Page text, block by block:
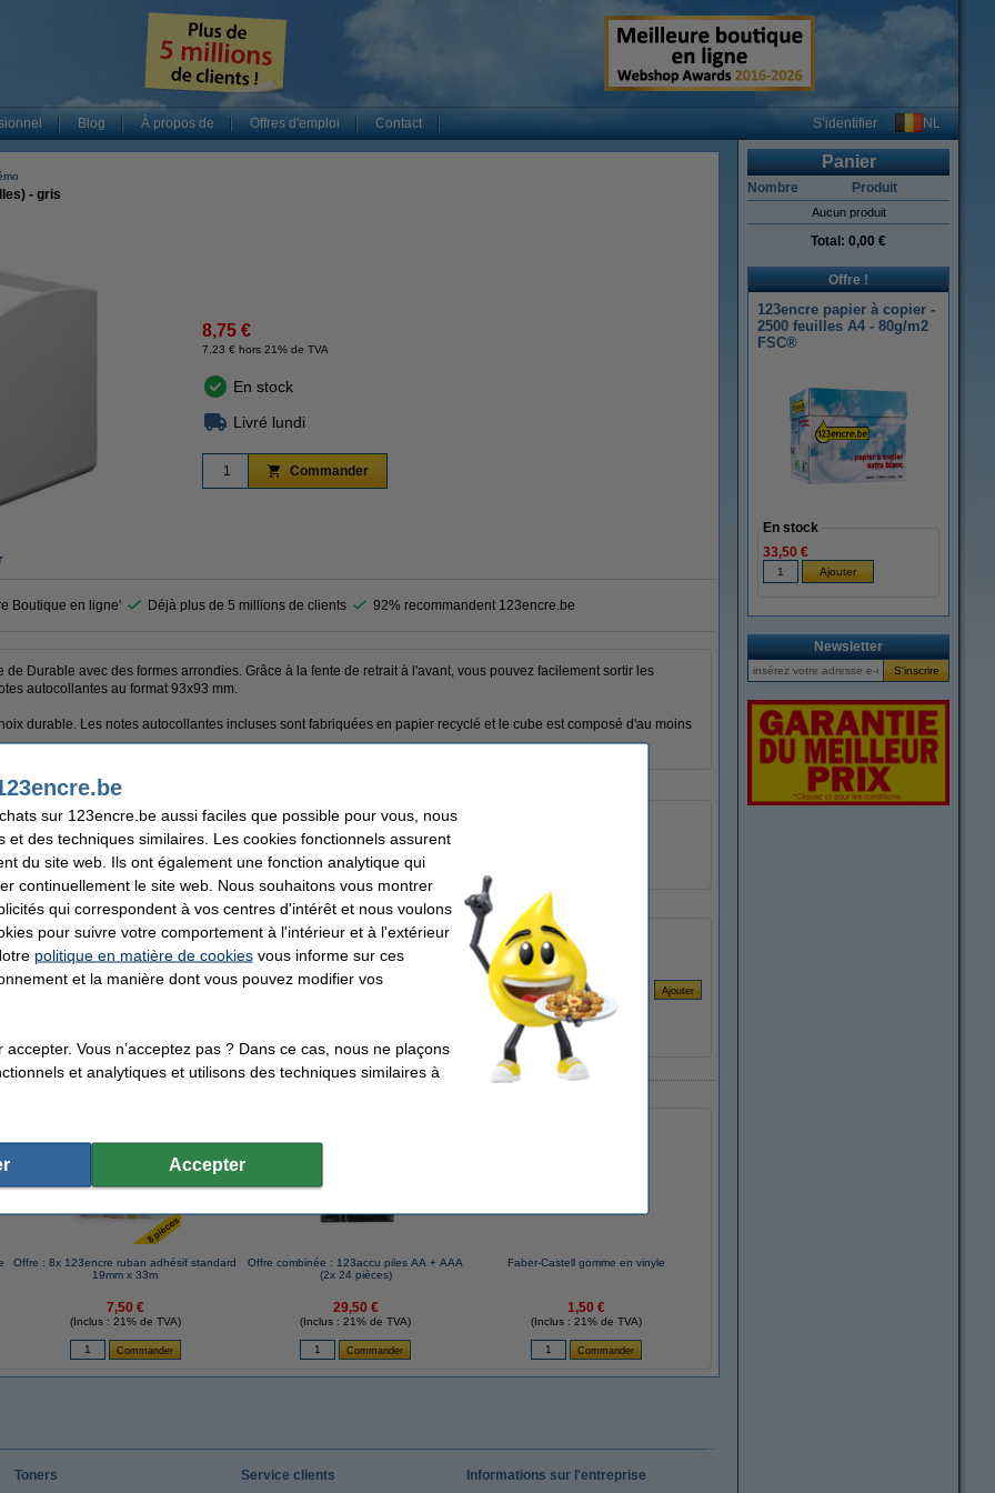
Blog À propos de Offres d'emploi Contact S’identifier NL
- gris
8,75 €
7,23 € hors 21% de TVA
En stock
Livré lundi
Commander
Boutique en ligne' Déjà plus de 5 millions de clients 92% recommandent 123encre.be
Durable avec des formes arrondies. Grâce à la fente de retrait à l'avant, vous pouvez facilement sortir les
autocollantes au format 93x93 mm.
durable. Les notes autocollantes incluses sont fabriquées en papier recyclé et le cube est composé d'au moins
Convient à:
Matière:
Nombre de feuilles:
100 x 100 x 110 mm (LxlxH) Code produit:
recharge cube-mémo (1000 feuilles)
qui ont également commandé cet article
Offre : 8x 123encre ruban adhésif standard
19mm x 33m
7,50 €
(Inclus : 21% de TVA)
Offre combinée : 123accu piles AA + AAA
(2x 24 pièces)
29,50 €
(Inclus : 21% de TVA)
Faber-Castell gomme en vinyle
1,50 €
(Inclus : 21% de TVA)
Panier
Nombre Produit
Aucun produit
Total: 0,00 €
Offre !
123encre papier à copier -
2500 feuilles A4 - 80g/m2
FSC®
En stock
33,50 €
Newsletter
Toners Service clients Informations sur l'entreprise
sur 123encre.be aussi faciles que possible pour vous, nous
et des techniques similaires. Les cookies fonctionnels assurent
du site web. Ils ont également une fonction analytique qui
continuellement le site web. Nous souhaitons vous montrer
qui correspondent à vos centres d'intérêt et nous voulons
pour suivre votre comportement à l'intérieur et à l'extérieur
politique en matière de cookiesvous informe sur ces
et la manière dont vous pouvez modifier vos
Vous n’acceptez pas ? Dans ce cas, nous ne plaçons
et analytiques et utilisons des techniques similaires à
Accepter